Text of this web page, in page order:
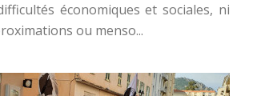
économiques et sociales, ni
ou menso...